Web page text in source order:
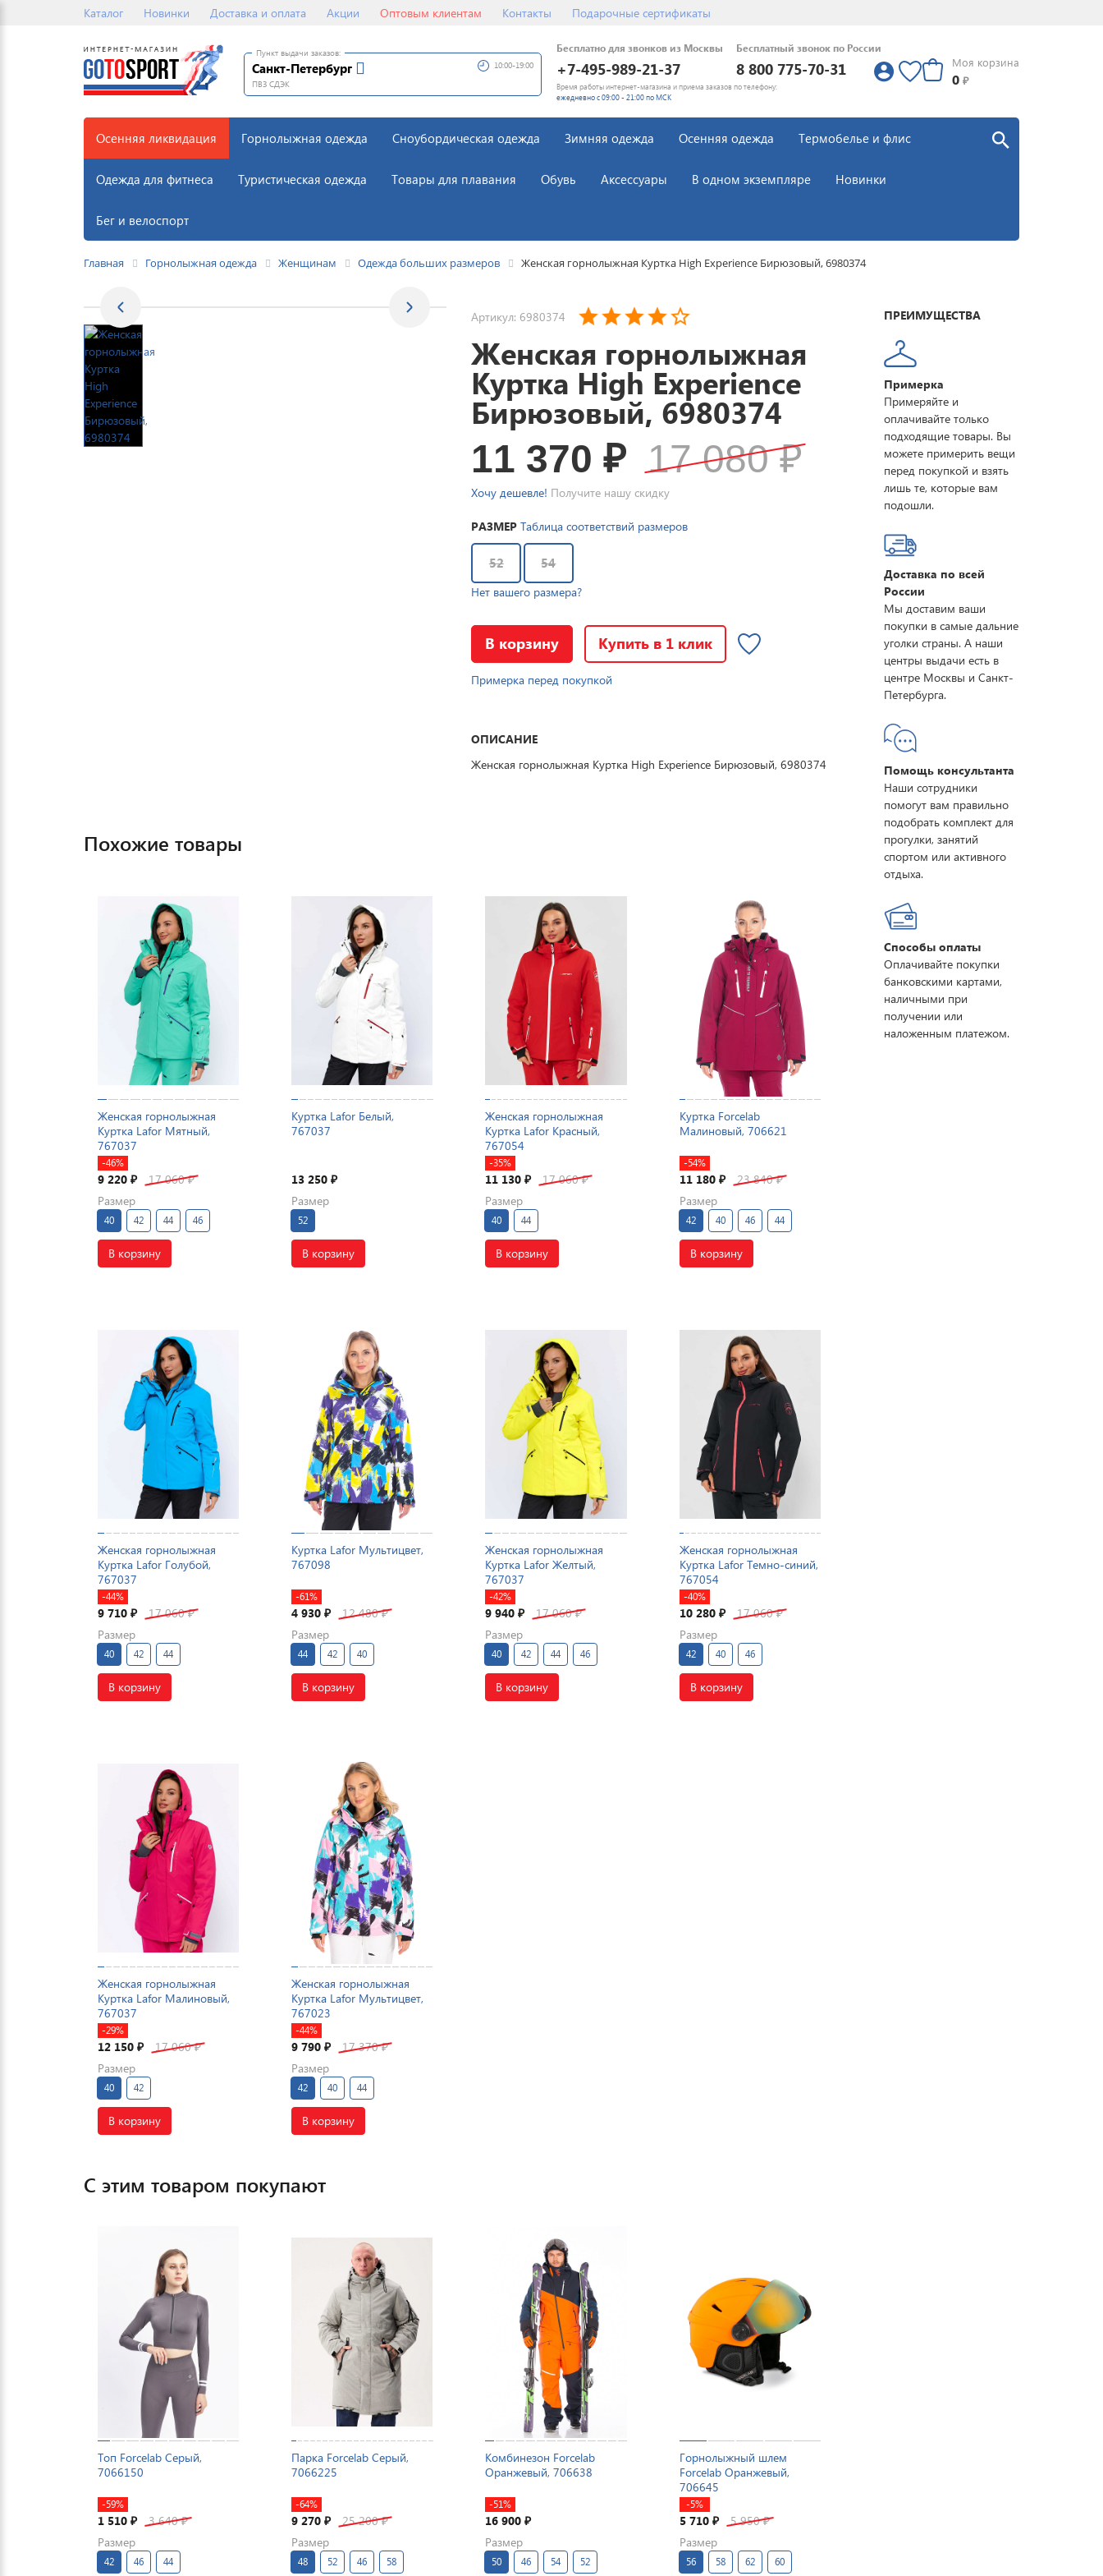
Каталог Новинки Доставка и оплата Акции Оптовым клиентам Контакты Подарочные сертификаты
Пункт выдачи заказов:
Санкт-Петербург
ПВЗ СДЭК
10:00-19:00
Бесплатно для звонков из Москвы
+7-495-989-21-37
Бесплатный звонок по России
8 800 775-70-31
Время работы интернет-магазина и приема заказов по телефону:
ежедневно с 09:00 - 21:00 по МСК
Моя корзина
0 ₽
Осенняя ликвидация Горнолыжная одежда Сноубордическая одежда Зимняя одежда Осенняя одежда Термобелье и флис
Одежда для фитнеса Туристическая одежда Товары для плавания Обувь Аксессуары В одном экземпляре Новинки
Бег и велоспорт
Главная Горнолыжная одежда Женщинам Одежда больших размеров Женская горнолыжная Куртка High Experience Бирюзовый, 6980374
Артикул: 6980374
Женская горнолыжная
Куртка High Experience
Бирюзовый, 6980374
11 370₽ 17 080₽
Хочу дешевле! Получите нашу скидку
РАЗМЕР Таблица соответствий размеров
52 54
Нет вашего размера?
В корзину Купить в 1 клик
Примерка перед покупкой
ОПИСАНИЕ
Женская горнолыжная Куртка High Experience Бирюзовый, 6980374
Похожие товары
Женская горнолыжная
Куртка Lafor Мятный,
767037
-46%
9 220 ₽ 17 060₽
Размер
40 42 44 46
В корзину
Куртка Lafor Белый,
767037
13 250₽
Размер
52
В корзину
Женская горнолыжная
Куртка Lafor Красный,
767054
-35%
11 130₽ 17 060₽
Размер
40 44
В корзину
Куртка Forcelab
Малиновый, 706621
-54%
11 180 ₽ 23 840₽
Размер
42 40 46 44
В корзину
Женская горнолыжная
Куртка Lafor Голубой,
767037
-44%
9 710 ₽ 17 060₽
Размер
40 42 44
В корзину
Куртка Lafor Мультицвет,
767098
-61%
4 930₽ 12 480₽
Размер
44 42 40
В корзину
Женская горнолыжная
Куртка Lafor Желтый,
767037
-42%
9 940₽ 17 060₽
Размер
40 42 44 46
В корзину
Женская горнолыжная
Куртка Lafor Темно-синий,
767054
-40%
10 280 ₽ 17 060₽
Размер
42 40 46
В корзину
Женская горнолыжная
Куртка Lafor Малиновый,
767037
-29%
12 150 ₽ 17 060₽
Размер
40 42
В корзину
Женская горнолыжная
Куртка Lafor Мультицвет,
767023
-44%
9 790₽ 17 370₽
Размер
42 40 44
В корзину
С этим товаром покупают
Топ Forcelab Серый,
7066150
-59%
1 510 ₽ 3 640₽
Размер
42 46 44
Парка Forcelab Серый,
7066225
-64%
9 270₽ 25 200₽
Размер
48 52 46 58
Комбинезон Forcelab
Оранжевый, 706638
-51%
16 900₽
Размер
50 46 54 52
Горнолыжный шлем
Forcelab Оранжевый,
706645
-5%
5 710 ₽ 5 950₽
Размер
56 58 62 60
ПРЕИМУЩЕСТВА
Примерка
Примеряйте и
оплачивайте только
подходящие товары. Вы
можете примерить вещи
перед покупкой и взять
лишь те, которые вам
подошли.
Доставка по всей
России
Мы доставим ваши
покупки в самые дальние
уголки страны. А наши
центры выдачи есть в
центре Москвы и Санкт-
Петербурга.
Помощь консультанта
Наши сотрудники
помогут вам правильно
подобрать комплект для
прогулки, занятий
спортом или активного
отдыха.
Способы оплаты
Оплачивайте покупки
банковскими картами,
наличными при
получении или
наложенным платежом.